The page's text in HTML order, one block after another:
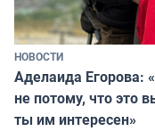
НОВОСТИ
Аделаида Егорова:
не потому, что это
ты им интересен»